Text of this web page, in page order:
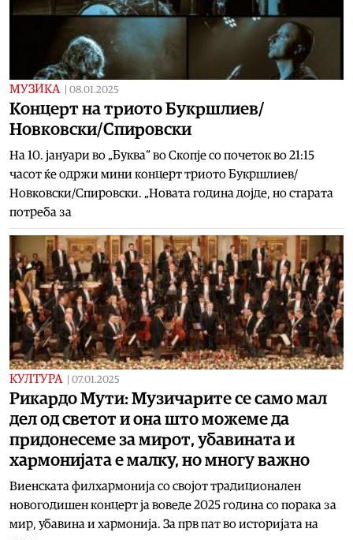
МУЗИКА 08.01.2025
Концерт на триото Букршлиев/
Новковски/Спировски
На 10. јануари во „Буква“ во Скопје со почеток во 21:15
часот ќе одржи мини концерт триото Букршлиев/
Новковски/Спировски. „Новата година дојде, но старата
потреба за
КУЛТУРА 07.01.2025
Рикардо Мути: Музичарите се само мал
дел од светот и она што можеме да
придонесеме за мирот, убавината и
хармонијата е малку, но многу важно
Виенската филхармонија со својот традиционален
новогодишен концерт ја воведе 2025 година со порака за
мир, убавина и хармонија. За прв пат во историјата на